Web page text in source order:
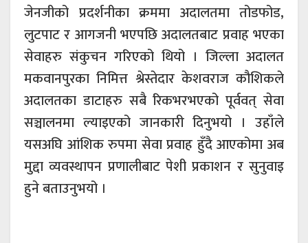
जेनजीको प्रदर्शनीका क्रममा अदालतमा तोडफोड,
लुटपाट र आगजनी भएपछि अदालतबाट प्रवाह भएका
सेवाहरु संकुचन गरिएको थियो । जिल्ला अदालत
मकवानपुरका निमित्त श्रेस्तेदार केशवराज कौशिकले
अदालतका डाटाहरु सबै रिकभरभएको पूर्ववत् सेवा
सञ्चालनमा ल्याइएको जानकारी दिनुभयो । उहाँले
यसअघि आंशिक रुपमा सेवा प्रवाह हुँदै आएकोमा अब
मुद्दा व्यवस्थापन प्रणालीबाट पेशी प्रकाशन र सुनुवाइ
हुने बताउनुभयो ।